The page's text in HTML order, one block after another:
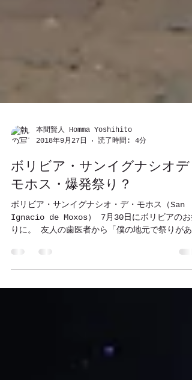
本間賢人 Homma Yoshihito
2018年9月27日
読了時間: 4分
ボリビア・サンイグナシオデ
モホス・爆発祭り？
ボリビア・サンイグナシオ・デ・モホス（San
Ignacio de Moxos） 7月30日にボリビアのお
からおいで」と誘われ、 ボリビア北東部、7月